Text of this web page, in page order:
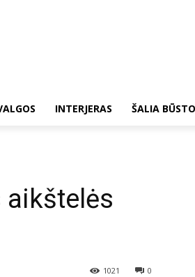
INTERJERAS ŠALIA BŪSTO
aikštelės
0
1021